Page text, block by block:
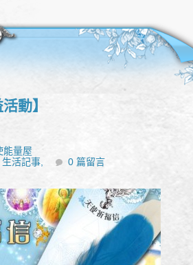
動】
能量屋
活記事, 0 篇留言